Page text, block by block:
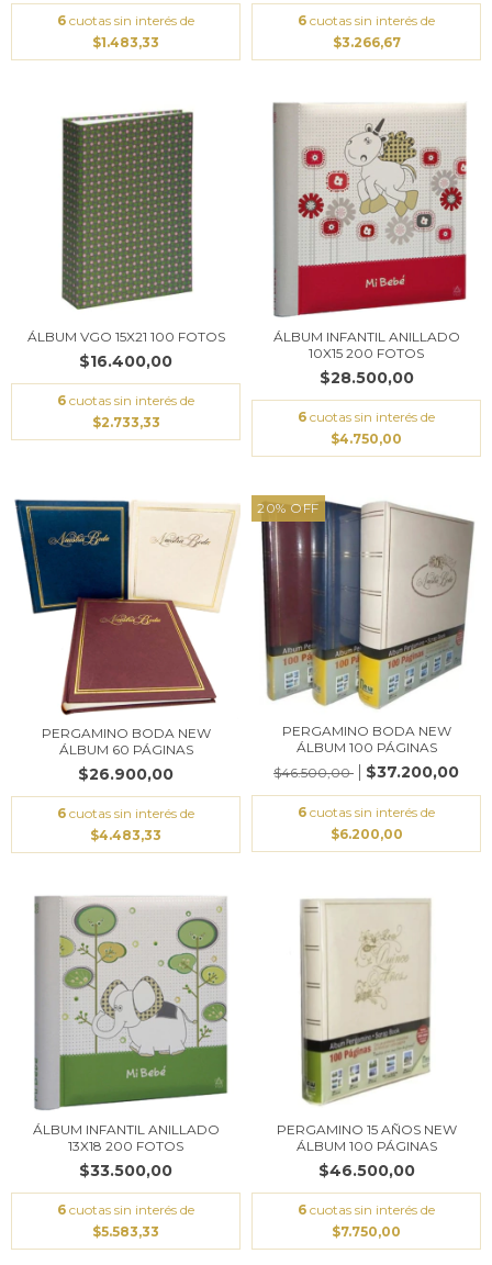
6 cuotas sin interés de
$1.483,33
6 cuotas sin interés de
$3.266,67
ÁLBUM VGO 15X21 100 FOTOS
$16.400,00
6 cuotas sin interés de
$2.733,33
ÁLBUM INFANTIL ANILLADO
10X15 200 FOTOS
$28.500,00
6 cuotas sin interés de
$4.750,00
PERGAMINO BODA NEW
ÁLBUM 60 PÁGINAS
$26.900,00
6 cuotas sin interés de
$4.483,33
20% OFF
PERGAMINO BODA NEW
ÁLBUM 100 PÁGINAS
$46.500,00
$37.200,00
6 cuotas sin interés de
$6.200,00
ÁLBUM INFANTIL ANILLADO
13X18 200 FOTOS
$33.500,00
6 cuotas sin interés de
$5.583,33
PERGAMINO 15 AÑOS NEW
ÁLBUM 100 PÁGINAS
$46.500,00
6 cuotas sin interés de
$7.750,00